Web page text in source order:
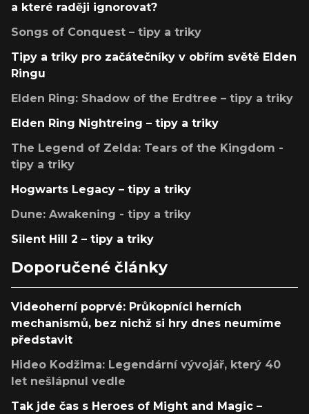
a které raději ignorovat?
Songs of Conquest – tipy a triky
Tipy a triky pro začátečníky v obřím světě Elden
Ringu
Elden Ring: Shadow of the Erdtree – tipy a triky
Elden Ring Nightreing – tipy a triky
The Legend of Zelda: Tears of the Kingdom -
tipy a triky
Hogwarts Legacy – tipy a triky
Dune: Awakening - tipy a triky
Silent Hill 2 – tipy a triky
Doporučené články
Videoherní poprvé: Průkopníci herních
mechanismů, bez nichž si hry dnes neumíme
představit
Hideo Kodžima: Legendární vývojář, který 40
let nešlápnul vedle
Tak jde čas s Heroes of Might and Magic –